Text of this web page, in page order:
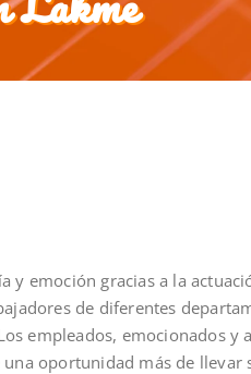
emoción gracias a la
de diferentes
empleados, emocionados y
oportunidad más de llevar